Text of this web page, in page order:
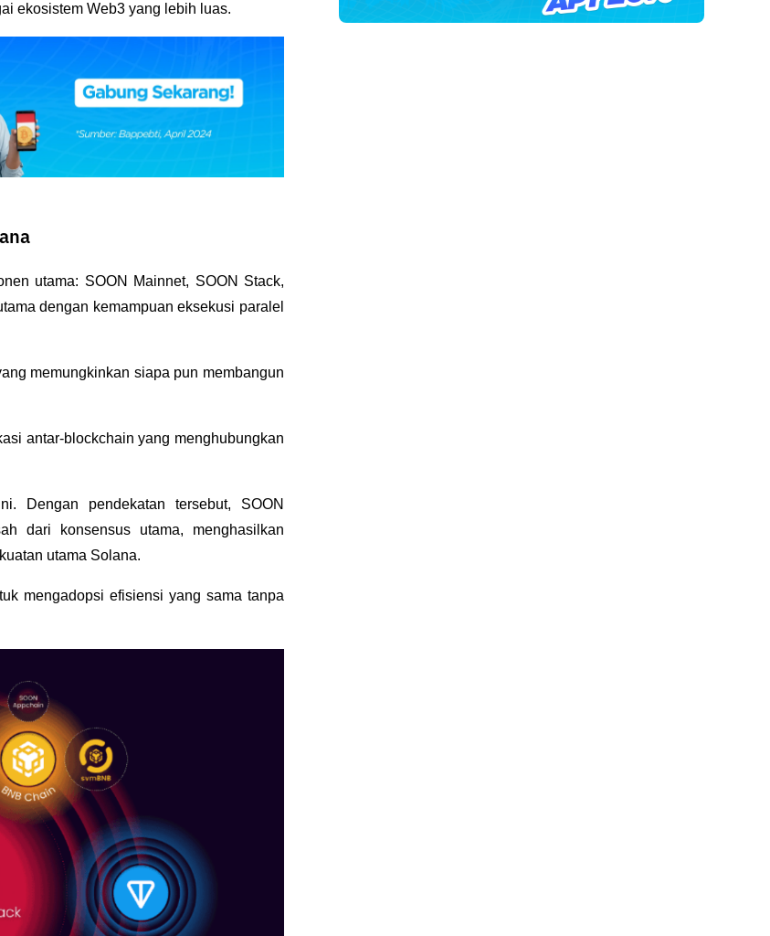
ekosistem Web3 yang lebih luas.
utama: SOON Mainnet, SOON Stack,
dengan kemampuan eksekusi paralel
memungkinkan siapa pun membangun
antar-blockchain yang menghubungkan
Dengan pendekatan tersebut, SOON
dari konsensus utama, menghasilkan
utama Solana.
mengadopsi efisiensi yang sama tanpa